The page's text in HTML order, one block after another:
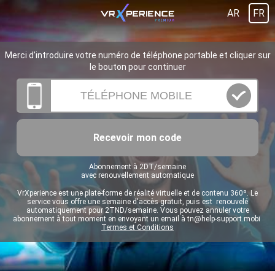
AR FR
Merci d’introduire votre numéro de téléphone portable et cliquer sur
le bouton pour continuer
Recevoir mon code
Abonnement à 2DT/semaine
avec renouvellement automatique
VrXperience est une plate-forme de réalité virtuelle et de contenu 360º. Le
service vous offre une semaine d'accès gratuit, puis est renouvelé
automatiquement pour 2TND/semaine. Vous pouvez annuler votre
abonnement à tout moment en envoyant un email àtn@help-support.mobi
Termes et Conditions